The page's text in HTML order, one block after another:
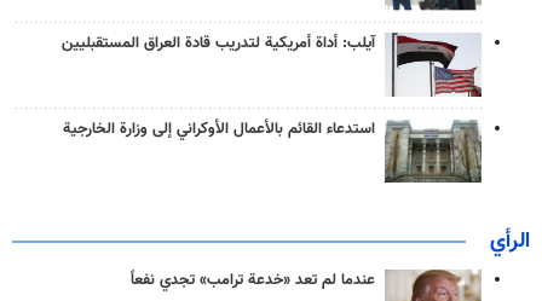
آيلب: أداة أمريكية لتدريب قادة العراق المستقبليين
استدعاء القائم بالأعمال الأوكراني إلى وزارة الخارجية
الرأي
عندما لم تعد «خدعة ترامب» تجدي نفعاً